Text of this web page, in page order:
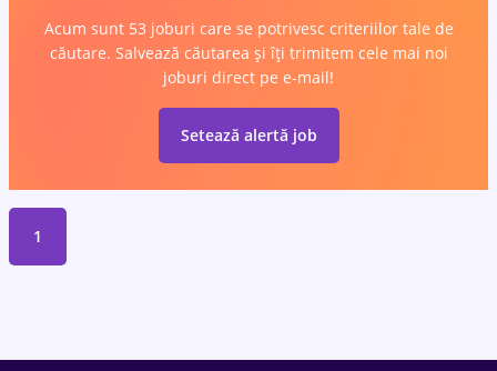
Acum sunt 53 joburi care se potrivesc criteriilor tale de
căutare. Salvează căutarea și îți trimitem cele mai noi
joburi direct pe e-mail!
Setează alertă job
1